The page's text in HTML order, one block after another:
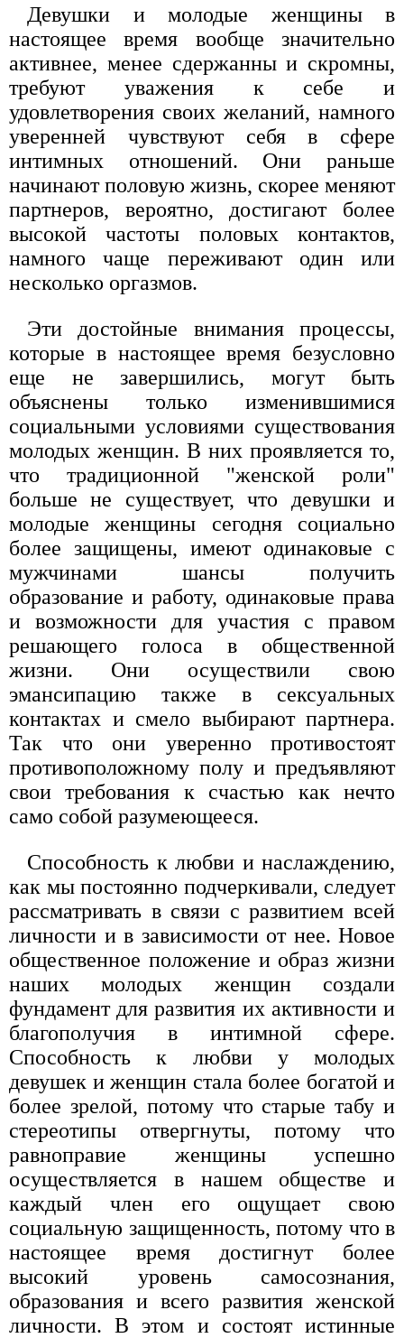
Девушки и молодые женщины в
настоящее время вообще значительно
активнее, менее сдержанны и скромны,
требуют уважения к себе и
удовлетворения своих желаний, намного
уверенней чувствуют себя в сфере
интимных отношений. Они раньше
начинают половую жизнь, скорее меняют
партнеров, вероятно, достигают более
высокой частоты половых контактов,
намного чаще переживают один или
несколько оргазмов.
Эти достойные внимания процессы,
которые в настоящее время безусловно
еще не завершились, могут быть
объяснены только изменившимися
социальными условиями существования
молодых женщин. В них проявляется то,
что традиционной "женской роли"
больше не существует, что девушки и
молодые женщины сегодня социально
более защищены, имеют одинаковые с
мужчинами шансы получить
образование и работу, одинаковые права
и возможности для участия с правом
решающего голоса в общественной
жизни. Они осуществили свою
эмансипацию также в сексуальных
контактах и смело выбирают партнера.
Так что они уверенно противостоят
противоположному полу и предъявляют
свои требования к счастью как нечто
само собой разумеющееся.
Способность к любви и наслаждению,
как мы постоянно подчеркивали, следует
рассматривать в связи с развитием всей
личности и в зависимости от нее. Новое
общественное положение и образ жизни
наших молодых женщин создали
фундамент для развития их активности и
благополучия в интимной сфере.
Способность к любви у молодых
девушек и женщин стала более богатой и
более зрелой, потому что старые табу и
стереотипы отвергнуты, потому что
равноправие женщины успешно
осуществляется в нашем обществе и
каждый член его ощущает свою
социальную защищенность, потому что в
настоящее время достигнут более
высокий уровень самосознания,
образования и всего развития женской
личности. В этом и состоят истинные